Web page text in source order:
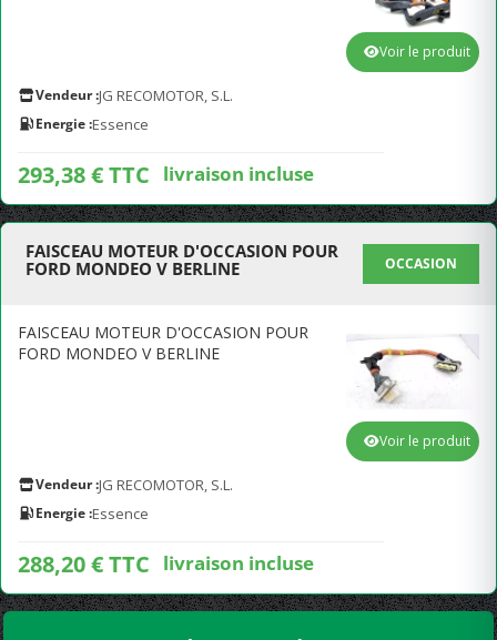
Vendeur :JG RECOMOTOR, S.L.
Energie :Essence
293,38 € TTC livraison incluse
Voir le produit
FAISCEAU MOTEUR D'OCCASION POUR
FORD MONDEO V BERLINE
OCCASION
FAISCEAU MOTEUR D'OCCASION POUR
FORD MONDEO V BERLINE
Vendeur :JG RECOMOTOR, S.L.
Energie :Essence
288,20 € TTC livraison incluse
Voir le produit